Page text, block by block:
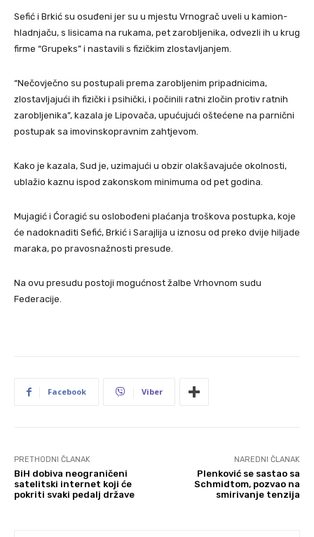
Sefić i Brkić su osuđeni jer su u mjestu Vrnograč uveli u kamion-
hladnjaču, s lisicama na rukama, pet zarobljenika, odvezli ih u krug
firme “Grupeks” i nastavili s fizičkim zlostavljanjem.
“Nečovječno su postupali prema zarobljenim pripadnicima,
zlostavljajući ih fizički i psihički, i počinili ratni zločin protiv ratnih
zarobljenika”, kazala je Lipovača, upućujući oštećene na parnični
postupak sa imovinskopravnim zahtjevom.
Kako je kazala, Sud je, uzimajući u obzir olakšavajuće okolnosti,
ublažio kaznu ispod zakonskom minimuma od pet godina.
Mujagić i Ćoragić su oslobođeni plaćanja troškova postupka, koje
će nadoknaditi Sefić, Brkić i Sarajlija u iznosu od preko dvije hiljade
maraka, po pravosnažnosti presude.
Na ovu presudu postoji mogućnost žalbe Vrhovnom sudu
Federacije.
Facebook Viber
PRETHODNI ČLANAK
BiH dobiva neograničeni
satelitski internet koji će
pokriti svaki pedalj države
NAREDNI ČLANAK
Plenković se sastao sa
Schmidtom, pozvao na
smirivanje tenzija